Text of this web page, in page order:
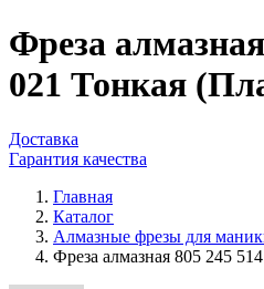
Фреза
021 Тонкая
Доставка
Гарантия качества
Главная
Каталог
Алмазные фрезы для
Фреза алмазная 805 245